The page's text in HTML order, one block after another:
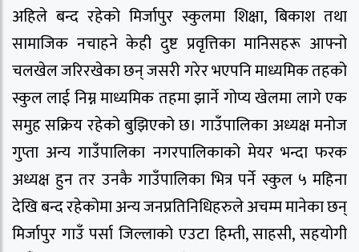
अहिले बन्द रहेको मिर्जापुर स्कुलमा शिक्षा, बिकाश तथा
सामाजिक नचाहने केही दुष्ट प्रवृत्तिका मानिसहरू आफ्नो
चलखेल जरिरखेका छन् जसरी गरेर भएपनि माध्यमिक तहको
स्कुल लाई निम्न माध्यमिक तहमा झार्ने गोप्य खेलमा लागे एक
समुह सक्रिय रहेको बुझिएको छ। गाउँपालिका अध्यक्ष मनोज
गुप्ता अन्य गाउँपालिका नगरपालिकाको मेयर भन्दा फरक
अध्यक्ष हुन तर उनकै गाउँपालिका भित्र पर्ने स्कुल ५ महिना
देखि बन्द रहेकोमा अन्य जनप्रतिनिधिहरुले अचम्म मानेका छन्
मिर्जापुर गाउँ पर्सा जिल्लाको एउटा हिम्ती, साहसी, सहयोगी